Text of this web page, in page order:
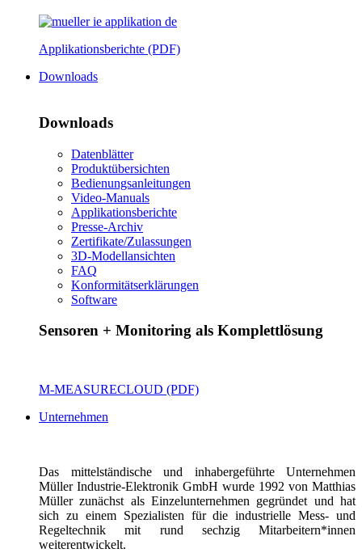
Applikationsberichte (PDF)
Downloads
Downloads
Datenblätter
Produktübersichten
Bedienungsanleitungen
Video-Manuals
Applikationsberichte
Presse-Archiv
Zertifikate/Zulassungen
3D-Modellansichten
FAQ
Konformitätserklärungen
Software
Sensoren + Monitoring als Komplettlösung
M-MEASURECLOUD (PDF)
Unternehmen
Das mittelständische und inhabergeführte Unternehmen
Müller Industrie-Elektronik GmbH wurde 1992 von Matthias
Müller zunächst als Einzelunternehmen gegründet und hat
sich zu einem Spezialisten für die industrielle Mess- und
Regeltechnik mit rund sechzig Mitarbeitern*innen
weiterentwickelt.